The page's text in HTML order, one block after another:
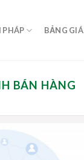
PHÁP BẢNG GIÁ
BÁN HÀNG